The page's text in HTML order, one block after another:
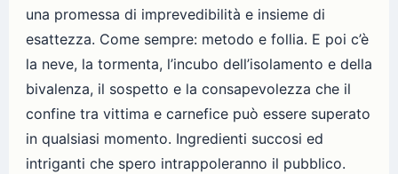
una promessa di imprevedibilità e insieme di
esattezza. Come sempre: metodo e follia. E poi c’è
la neve, la tormenta, l’incubo dell’isolamento e della
bivalenza, il sospetto e la consapevolezza che il
confine tra vittima e carnefice può essere superato
in qualsiasi momento. Ingredienti succosi ed
intriganti che spero intrappoleranno il pubblico.